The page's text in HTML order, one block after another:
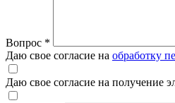
Вопрос *
Даю свое согласие на обработку
Даю свое согласие на получение